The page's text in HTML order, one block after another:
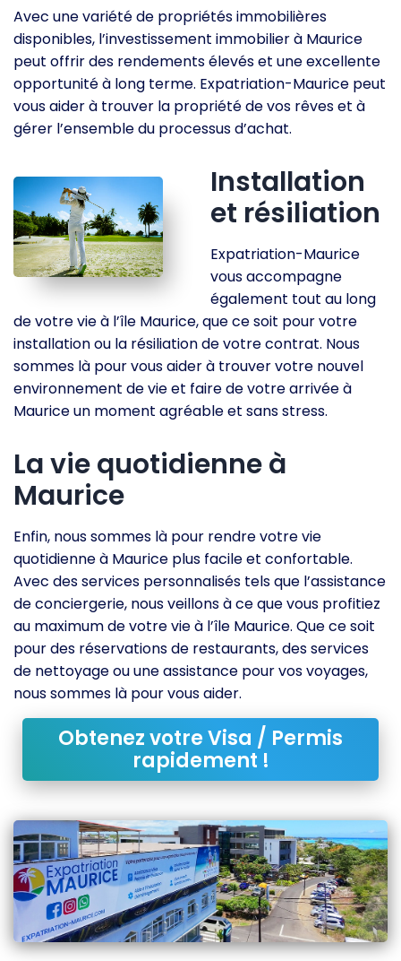
Avec une variété de propriétés immobilières
disponibles, l’investissement immobilier à Maurice
peut offrir des rendements élevés et une excellente
opportunité à long terme. Expatriation-Maurice peut
vous aider à trouver la propriété de vos rêves et à
gérer l’ensemble du processus d’achat.
Installation
et résiliation
Expatriation-Maurice
vous accompagne
également tout au long
de votre vie à l’île Maurice, que ce soit pour votre
installation ou la résiliation de votre contrat. Nous
sommes là pour vous aider à trouver votre nouvel
environnement de vie et faire de votre arrivée à
Maurice un moment agréable et sans stress.
La vie quotidienne à
Maurice
Enfin, nous sommes là pour rendre votre vie
quotidienne à Maurice plus facile et confortable.
Avec des services personnalisés tels que l’assistance
de conciergerie, nous veillons à ce que vous profitiez
au maximum de votre vie à l’île Maurice. Que ce soit
pour des réservations de restaurants, des services
de nettoyage ou une assistance pour vos voyages,
nous sommes là pour vous aider.
Obtenez votre Visa / Permis
rapidement !